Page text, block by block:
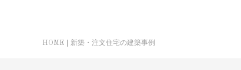
HOME 新築・注文住宅の建築事例